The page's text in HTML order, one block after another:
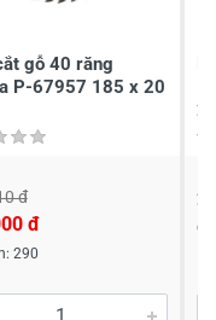
gỗ 40 răng
P-67957 185 x 20
đ
đ
290